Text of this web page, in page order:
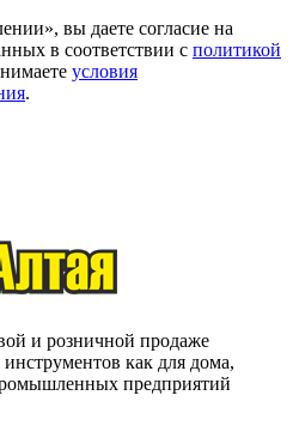
вы даете согласие на
в соответствии с политикой
условия
.
и розничной продаже
как для дома,
предприятий